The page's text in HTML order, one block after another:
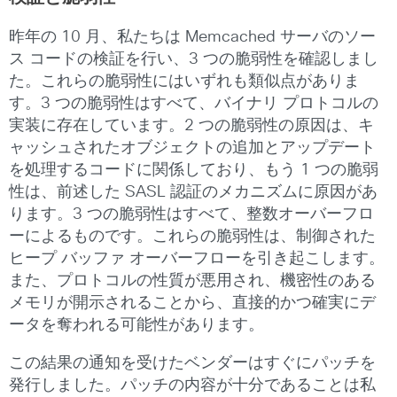
昨年の 10 月、私たちは Memcached サーバのソー
ス コードの検証を行い、3 つの脆弱性を確認しまし
た。これらの脆弱性にはいずれも類似点がありま
す。3 つの脆弱性はすべて、バイナリ プロトコルの
実装に存在しています。2 つの脆弱性の原因は、キ
ャッシュされたオブジェクトの追加とアップデート
を処理するコードに関係しており、もう 1 つの脆弱
性は、前述した SASL 認証のメカニズムに原因があ
ります。3 つの脆弱性はすべて、整数オーバーフロ
ーによるものです。これらの脆弱性は、制御された
ヒープ バッファ オーバーフローを引き起こします。
また、プロトコルの性質が悪用され、機密性のある
メモリが開示されることから、直接的かつ確実にデ
ータを奪われる可能性があります。
この結果の通知を受けたベンダーはすぐにパッチを
発行しました。パッチの内容が十分であることは私